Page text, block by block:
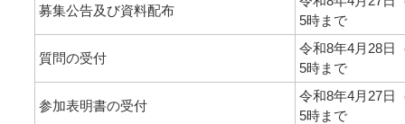
募集公告及び資料配布
5時まで
質問の受付
令和8年4月28日
5時まで
参加表明書の受付
令和8年4月27日
5時まで